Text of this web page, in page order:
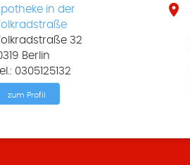
in der
32
Berlin
0305125132
zum Profil
